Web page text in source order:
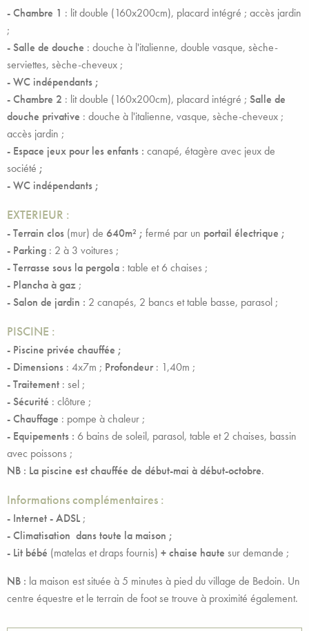
-Chambre 1 : lit double (160x200cm), placard intégré ; accès jardin
;
- Salle de douche : douche à l'italienne, double vasque, sèche-
serviettes, sèche-cheveux ;
- WC indépendants ;
-Chambre 2 : lit double (160x200cm), placard intégré ; Salle de
douche privative : douche à l'italienne, vasque, sèche-cheveux ;
accès jardin ;
- Espace jeux pour les enfants : canapé, étagère avec jeux de
société ;
- WC indépendants ;
EXTERIEUR :
-Terrain clos (mur) de 640m² ; fermé par un portail électrique ;
- Parking : 2 à 3 voitures ;
-Terrasse sous la pergola : table et 6 chaises ;
- Plancha à gaz ;
- Salon de jardin : 2 canapés, 2 bancs et table basse, parasol ;
PISCINE :
- Piscine privée chauffée ;
- Dimensions : 4x7m ; Profondeur: 1,40m ;
- Traitement : sel ;
- Sécurité : clôture ;
- Chauffage : pompe à chaleur ;
- Equipements : 6 bains de soleil, parasol, table et 2 chaises, bassin
avec poissons ;
NB : La piscine est chauffée de début-mai à début-octobre.
Informations complémentaires :
- Internet - ADSL ;
- Climatisation dans toute la maison ;
- Lit bébé (matelas et draps fournis) + chaise haute sur demande ;
NB : la maison est située à 5 minutes à pied du village de Bedoin. Un
centre équestre et le terrain de foot se trouve à proximité également.